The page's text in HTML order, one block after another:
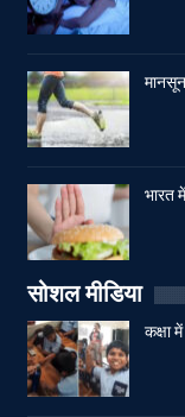
भारत
सोशल मीडिया
कक्षा